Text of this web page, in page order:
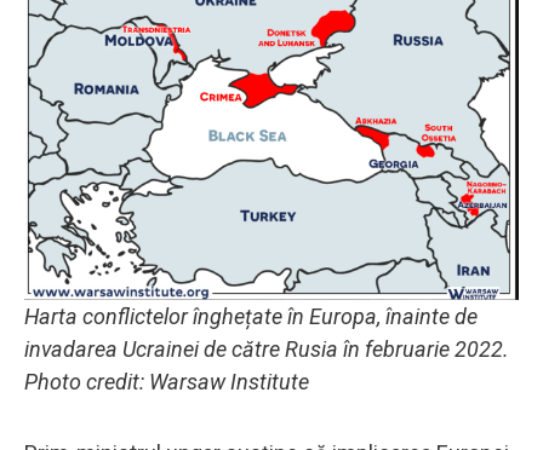
Harta conflictelor înghețate în Europa, înainte de
invadarea Ucrainei de către Rusia în februarie 2022.
Photo credit: Warsaw Institute